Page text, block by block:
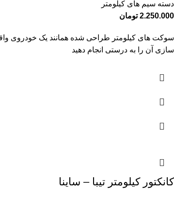
دسته سیم های کیلومتر
2.250.000 تومان
سوکت های کیلومتر طراحی شده همانند یک خودروی
سازی آن را به درستی انجام دهید
کانکتور کیلومتر تیبا – ساینا